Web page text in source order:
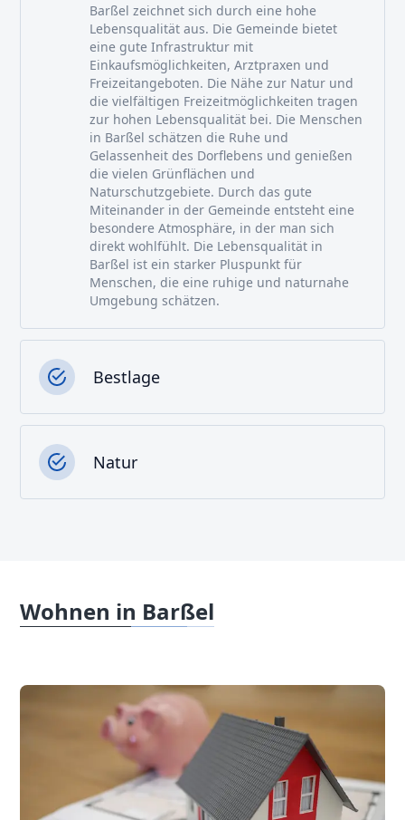
Barßel zeichnet sich durch eine hohe
Lebensqualität aus. Die Gemeinde bietet
eine gute Infrastruktur mit
Einkaufsmöglichkeiten, Arztpraxen und
Freizeitangeboten. Die Nähe zur Natur und
die vielfältigen Freizeitmöglichkeiten tragen
zur hohen Lebensqualität bei. Die Menschen
in Barßel schätzen die Ruhe und
Gelassenheit des Dorflebens und genießen
die vielen Grünflächen und
Naturschutzgebiete. Durch das gute
Miteinander in der Gemeinde entsteht eine
besondere Atmosphäre, in der man sich
direkt wohlfühlt. Die Lebensqualität in
Barßel ist ein starker Pluspunkt für
Menschen, die eine ruhige und naturnahe
Umgebung schätzen.
Bestlage
Natur
Wohnen in Barßel